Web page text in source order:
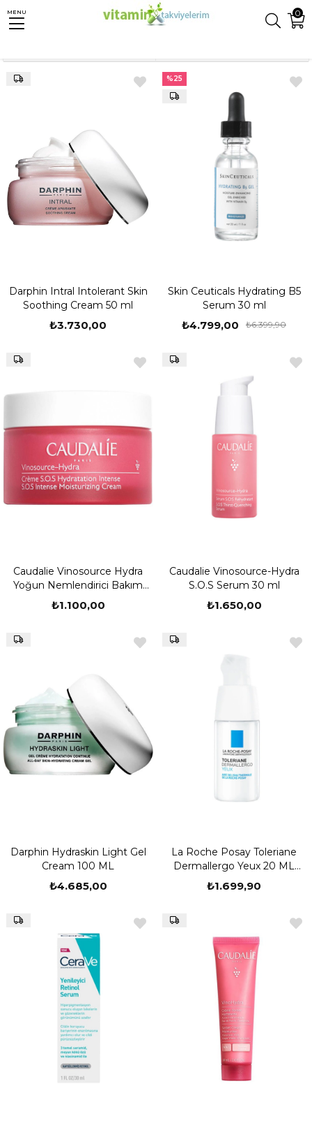
0
MENU
Anasayfa Hassas Cilt Ürünleri Hassas Cilt Nemlendirme
Darphin Intral Intolerant Skin
Soothing Cream 50 ml
₺3.730,00
Skin Ceuticals Hydrating B5
Serum 30 ml
₺4.799,00 ₺6.399,90
%25
Caudalie Vinosource Hydra
Yoğun Nemlendirici Bakım
Kremi 50 ml
₺1.100,00
Caudalie Vinosource-Hydra
S.O.S Serum 30 ml
₺1.650,00
Darphin Hydraskin Light Gel
Cream 100 ML
₺4.685,00
La Roche Posay Toleriane
Dermallergo Yeux 20 ML
Nemlendirici Göz Bakım
Kremi
₺1.699,90